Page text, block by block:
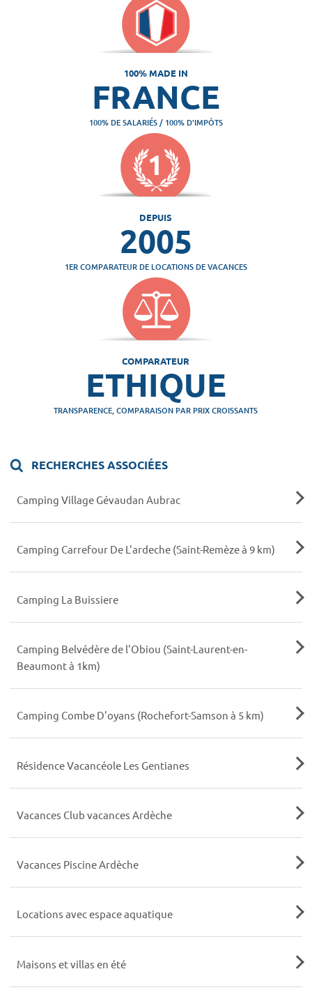
100% MADE IN
FRANCE
100% DE SALARIÉS / 100% D'IMPÔTS
DEPUIS
2005
1ER COMPARATEUR DE LOCATIONS DE VACANCES
COMPARATEUR
ETHIQUE
TRANSPARENCE, COMPARAISON PAR PRIX CROISSANTS
RECHERCHES ASSOCIÉES
Camping Village Gévaudan Aubrac
Camping Carrefour De L'ardeche (Saint-Remèze à 9 km)
Camping La Buissiere
Camping Belvédère de l'Obiou (Saint-Laurent-en-
Beaumont à 1km)
Camping Combe D'oyans (Rochefort-Samson à 5 km)
Résidence Vacancéole Les Gentianes
Vacances Club vacances Ardèche
Vacances Piscine Ardèche
Locations avec espace aquatique
Maisons et villas en été